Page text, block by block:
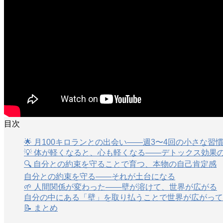
目次
🌟 月100キロランとの出会い——週3〜4回の小さな習慣
💡 体が軽くなると、心も軽くなる——デトックス効果
🔍 自分との約束を守ることで育つ、本物の自己肯定感
自分との約束を守る——それが土台になる
🌱 人間関係が変わった——壁が溶けて、世界が広がる
自分の中にある「壁」を取り払うことで世界が広がって
📝 まとめ